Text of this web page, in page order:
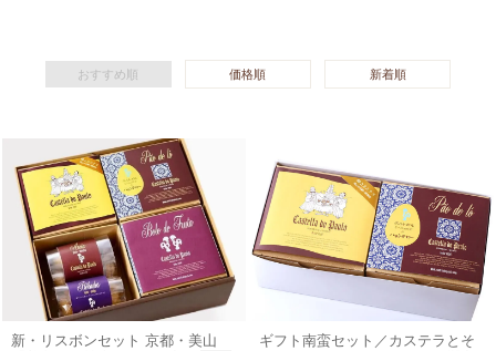
おすすめ順 価格順 新着順
新・リスボンセット 京都・美山
ギフト南蛮セット／カステラとそ